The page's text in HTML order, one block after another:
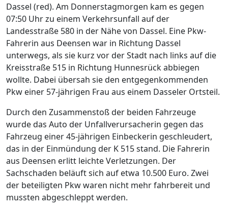
Dassel (red). Am Donnerstagmorgen kam es gegen
07:50 Uhr zu einem Verkehrsunfall auf der
Landesstraße 580 in der Nähe von Dassel. Eine Pkw-
Fahrerin aus Deensen war in Richtung Dassel
unterwegs, als sie kurz vor der Stadt nach links auf die
Kreisstraße 515 in Richtung Hunnesrück abbiegen
wollte. Dabei übersah sie den entgegenkommenden
Pkw einer 57-jährigen Frau aus einem Dasseler Ortsteil.
Durch den Zusammenstoß der beiden Fahrzeuge
wurde das Auto der Unfallverursacherin gegen das
Fahrzeug einer 45-jährigen Einbeckerin geschleudert,
das in der Einmündung der K 515 stand. Die Fahrerin
aus Deensen erlitt leichte Verletzungen. Der
Sachschaden beläuft sich auf etwa 10.500 Euro. Zwei
der beteiligten Pkw waren nicht mehr fahrbereit und
mussten abgeschleppt werden.